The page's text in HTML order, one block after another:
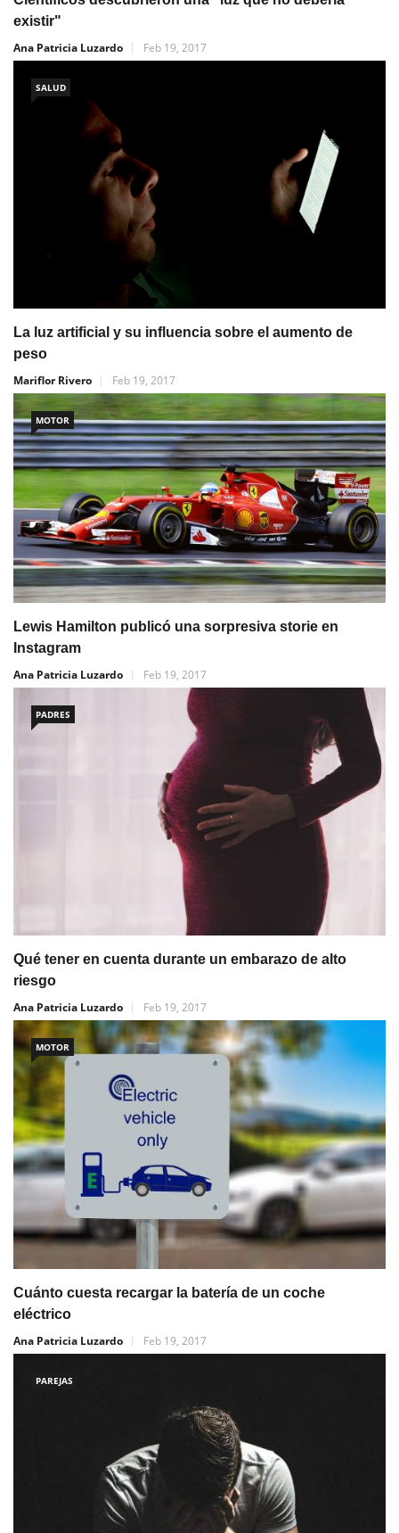
existir"
Ana Patricia Luzardo
Feb 19, 2017
SALUD
La luz artificial y su influencia sobre el aumento de
peso
Mariflor Rivero
Feb 19, 2017
MOTOR
Lewis Hamilton publicó una sorpresiva storie en
Instagram
Ana Patricia Luzardo
Feb 19, 2017
PADRES
Qué tener en cuenta durante un embarazo de alto
riesgo
Ana Patricia Luzardo
Feb 19, 2017
MOTOR
Cuánto cuesta recargar la batería de un coche
eléctrico
Ana Patricia Luzardo
Feb 19, 2017
PAREJAS